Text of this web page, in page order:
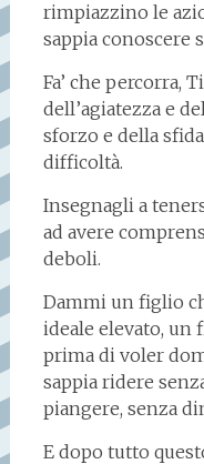
rimpiazzino le
sappia conoscere
Fa’ che percorra,
dell’agiatezza e
sforzo e della
difficoltà.
Insegnagli a
ad avere
deboli.
Dammi un figlio
ideale elevato, un
prima di voler
sappia ridere
piangere, senza
E dopo tutto